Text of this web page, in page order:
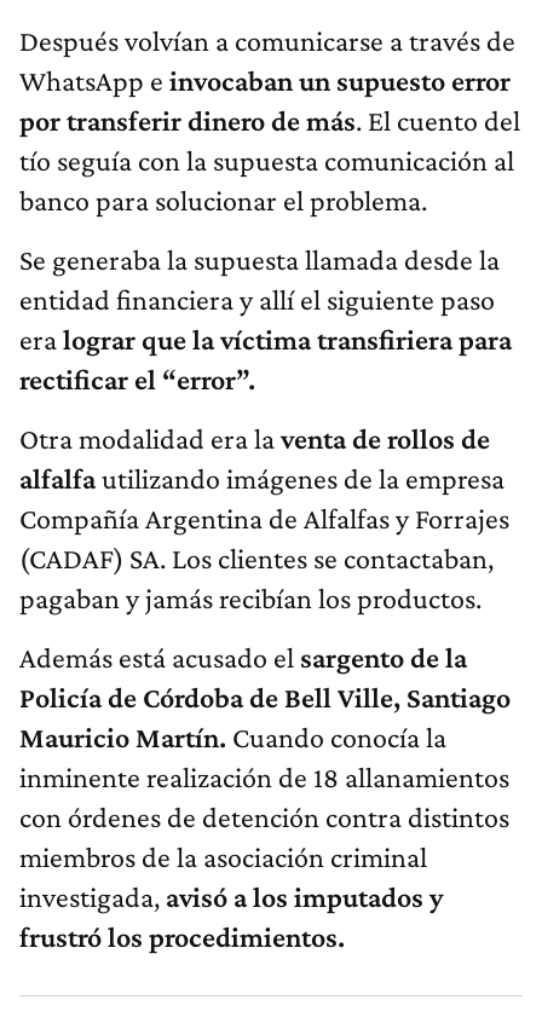
Después volvían a comunicarse a través de
WhatsApp e invocaban un supuesto error
por transferir dinero de más. El cuento del
tío seguía con la supuesta comunicación al
banco para solucionar el problema.
Se generaba la supuesta llamada desde la
entidad financiera y allí el siguiente paso
eralograr que la víctima transfiriera para
rectificar el “error”.
Otra modalidad era laventa de rollos de
alfalfautilizando imágenes de la empresa
Compañía Argentina de Alfalfas y Forrajes
(CADAF) SA. Los clientes se contactaban,
pagaban y jamás recibían los productos.
Además está acusado el sargento de la
Policía de Córdoba de Bell Ville, Santiago
Mauricio Martín. Cuando conocía la
inminente realización de 18 allanamientos
con órdenes de detención contra distintos
miembros de la asociación criminal
investigada, avisó a los imputados y
frustró los procedimientos.